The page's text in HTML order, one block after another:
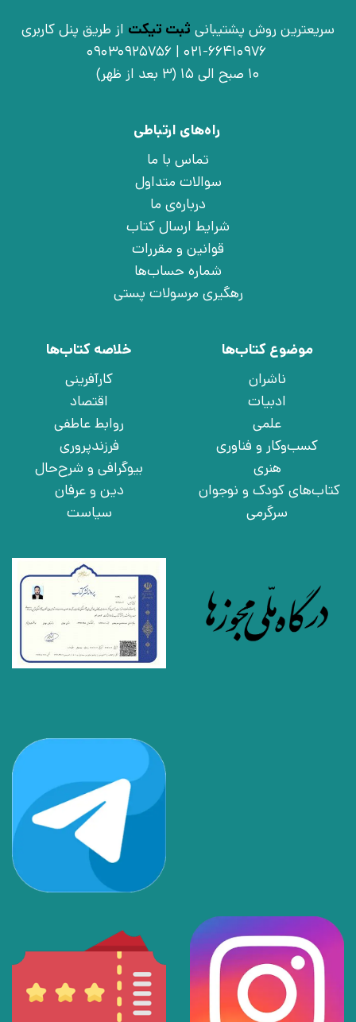
سریعترین روش پشتیبانی ثبت تیکت از طریق پنل کاربری
021-66410976 | 09030925756
10 صبح الی 15 (3 بعد از ظهر)
راه‌های ارتباطی
تماس با ما
سوالات متداول
درباره‌ی ما
شرایط ارسال کتاب
قوانین و مقررات
شماره حساب‌ها
رهگیری مرسولات پستی
موضوع کتاب‌ها
ناشران
ادبیات
علمی
کسب‌وکار و فناوری
هنری
کتاب‌های کودک و نوجوان
سرگرمی
خلاصه کتاب‌ها
کارآفرینی
اقتصاد
روابط عاطفی
فرزندپروری
بیوگرافی و شرح‌حال
دین و عرفان
سیاست